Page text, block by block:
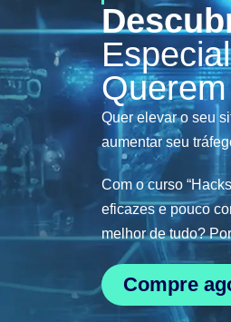
Quer elevar o seu
aumentar seu
Com o curso
eficazes e pouco
melhor de tudo?
Compre